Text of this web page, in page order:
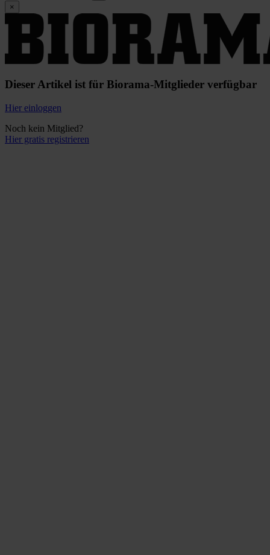
×
Dieser Artikel ist für Biorama-Mitglieder verfügbar
Hier einloggen
Noch kein Mitglied?
Hier gratis registrieren